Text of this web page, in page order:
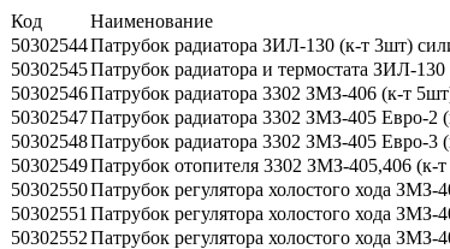
Код Наименование
50302544Патрубок радиатора ЗИЛ-130 (к-т 3шт)
50302545Патрубок радиатора и термостата ЗИЛ-
50302546Патрубок радиатора 3302 ЗМЗ-406 (к-т
50302547Патрубок радиатора 3302 ЗМЗ-405 Евро-
50302548Патрубок радиатора 3302 ЗМЗ-405 Евро-
50302549Патрубок отопителя 3302 ЗМЗ-405,406
50302550Патрубок регулятора холостого хода
50302551 Патрубок регулятора холостого хода
50302552Патрубок регулятора холостого хода